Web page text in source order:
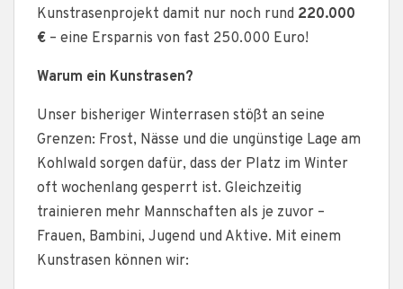
Kunstrasenprojekt damit nur noch rund 220.000
€ – eine Ersparnis von fast 250.000 Euro!
Warum ein Kunstrasen?
Unser bisheriger Winterrasen stößt an seine
Grenzen: Frost, Nässe und die ungünstige Lage am
Kohlwald sorgen dafür, dass der Platz im Winter
oft wochenlang gesperrt ist. Gleichzeitig
trainieren mehr Mannschaften als je zuvor –
Frauen, Bambini, Jugend und Aktive. Mit einem
Kunstrasen können wir: